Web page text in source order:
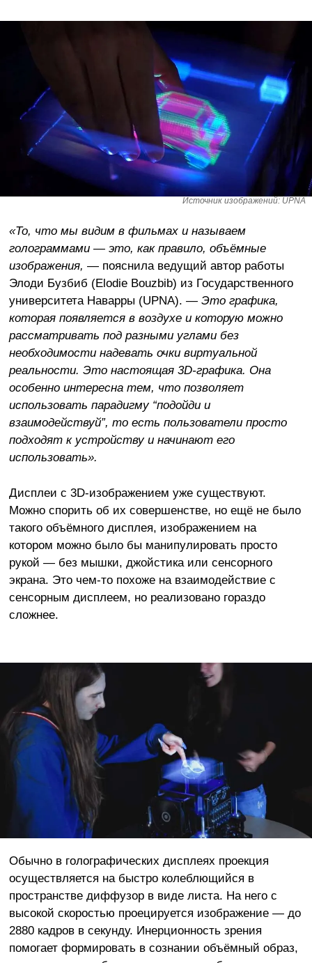
Источник изображений: UPNA
«То, что мы видим в фильмах и называем
голограммами — это, как правило, объёмные
изображения, — пояснила ведущий автор работы
Элоди Бузбиб (Elodie Bouzbib) из Государственного
университета Наварры (UPNA). — Это графика,
которая появляется в воздухе и которую можно
рассматривать под разными углами без
необходимости надевать очки виртуальной
реальности. Это настоящая 3D-графика. Она
особенно интересна тем, что позволяет
использовать парадигму “подойди и
взаимодействуй”, то есть пользователи просто
подходят к устройству и начинают его
использовать».
Дисплеи с 3D-изображением уже существуют.
Можно спорить об их совершенстве, но ещё не было
такого объёмного дисплея, изображением на
котором можно было бы манипулировать просто
рукой — без мышки, джойстика или сенсорного
экрана. Это чем-то похоже на взаимодействие с
сенсорным дисплеем, но реализовано гораздо
сложнее.
Обычно в голографических дисплеях проекция
осуществляется на быстро колеблющийся в
пространстве диффузор в виде листа. На него с
высокой скоростью проецируется изображение — до
2880 кадров в секунду. Инерционность зрения
помогает формировать в сознании объёмный образ,